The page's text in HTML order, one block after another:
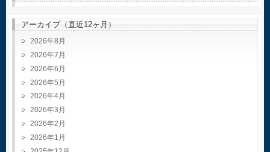
アーカイブ（直近12ヶ月）
2026年8月
2026年7月
2026年6月
2026年5月
2026年4月
2026年3月
2026年2月
2026年1月